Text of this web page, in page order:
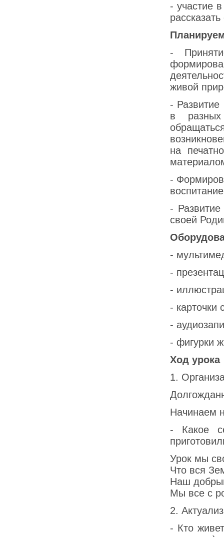
- участие
-
живой
- Развитие
в разных
на
-
-
своей
-
-
-
- карточки
-
- фигурки
Ход урока
1.
Начинаем
- Какое
Урок мы
Что вся
Наш
Мы все с
2.
- Кто